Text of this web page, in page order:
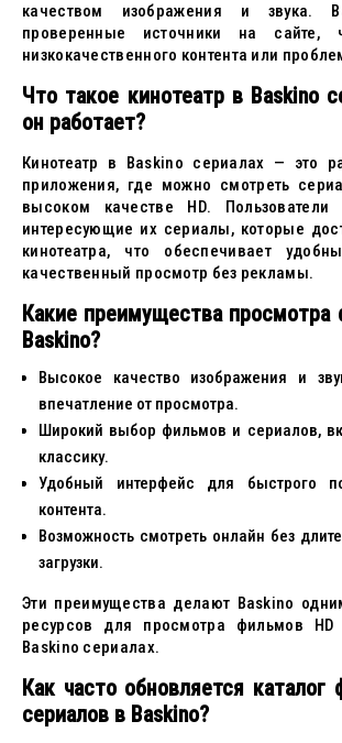
качеством изображения и звука.
проверенные источники на сайте,
низкокачественного контента или
Что такое кинотеатр в Baskino
он работает?
Кинотеатр в Baskino сериалах — это
приложения, где можно смотреть
высоком качестве HD. Пользователи
интересующие их сериалы, которые
кинотеатра, что обеспечивает
качественный просмотр без рекламы.
Какие преимущества просмотра
Baskino?
Высокое качество изображения и
впечатление от просмотра.
Широкий выбор фильмов и сериалов,
классику.
Удобный интерфейс для быстрого
контента.
Возможность смотреть онлайн без
загрузки.
Эти преимущества делают Baskino
ресурсов для просмотра фильмов
Baskino сериалах.
Как часто обновляется каталог
сериалов в Baskino?